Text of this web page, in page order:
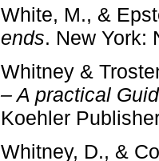
White, M., &
ends. New York:
Whitney &
– A practical
Koehler
Whitney, D., &